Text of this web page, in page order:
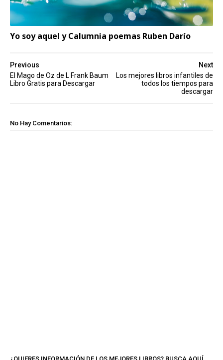
Yo soy aquel y Calumnia poemas Ruben Darío
Next
Los mejores libros infantiles de
todos los tiempos para
descargar
Previous
El Mago de Oz de L Frank Baum
Libro Gratis para Descargar
No Hay Comentarios: